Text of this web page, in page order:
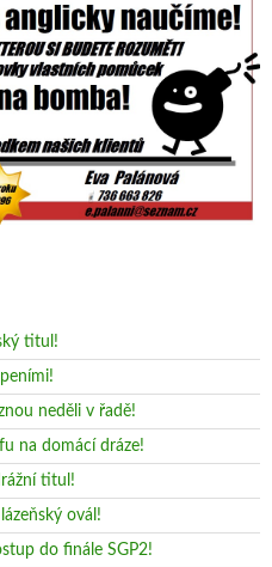
titul!
neděli v řadě!
na domácí dráze!
titul!
ovál!
do finále SGP2!